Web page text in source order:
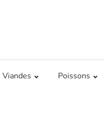
Viandes Poissons